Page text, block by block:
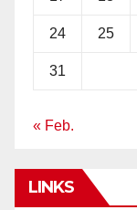
24 25
31
« Feb.
LINKS